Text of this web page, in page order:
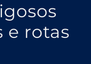
e rotas